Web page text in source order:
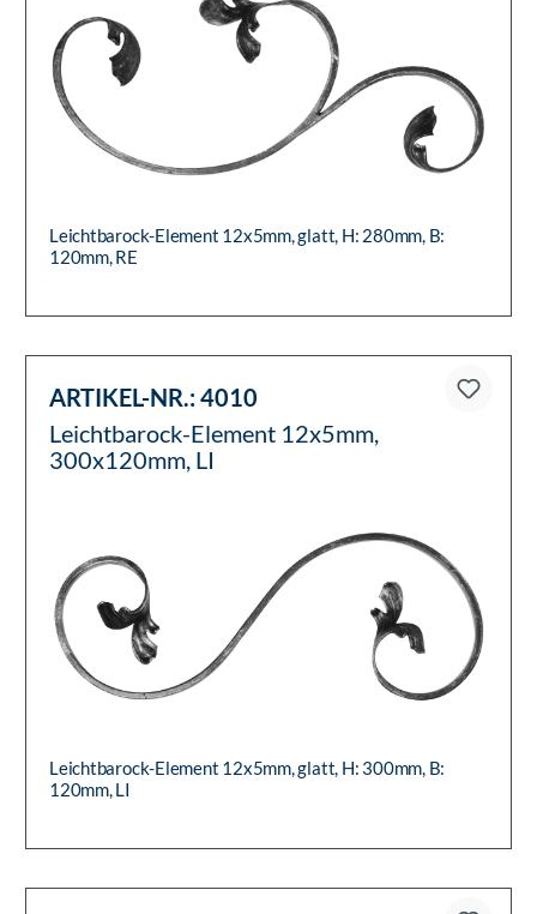
Leichtbarock-Element 12x5mm, glatt, H: 280mm, B:
120mm, RE
ARTIKEL-NR.:4010
Leichtbarock-Element 12x5mm,
300x120mm, LI
Leichtbarock-Element 12x5mm, glatt, H: 300mm, B:
120mm, LI